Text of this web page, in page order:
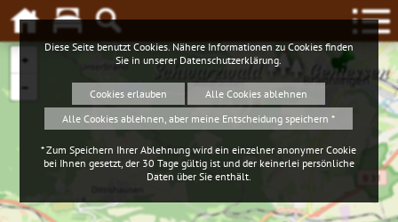
Schwarzwald Geniessen
+
−
Diese Seite benutzt Cookies. Nähere Informationen zu Cookies finden
Sie in unserer Datenschutzerklärung
Cookies erlauben
Alle Cookies ablehnen
Alle Cookies ablehnen, aber meine Entscheidung speichern *
* Zum Speichern Ihrer Ablehnung wird ein einzelner anonymer Cookie
bei Ihnen gesetzt, der 30 Tage gültig ist und der keinerlei persönliche
Daten über Sie enthält.